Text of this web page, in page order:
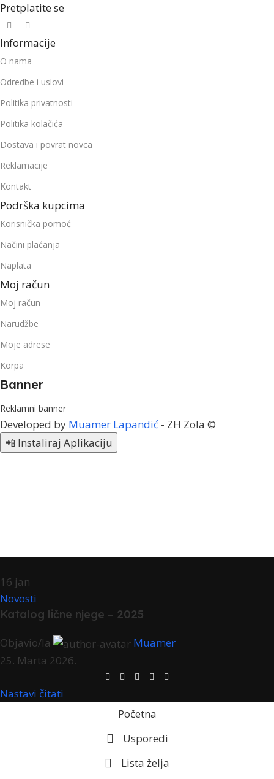
Pretplatite se
Informacije
O nama
Odredbe i uslovi
Politika privatnosti
Politika kolačića
Dostava i povrat novca
Reklamacije
Kontakt
Podrška kupcima
Korisnička pomoć
Načini plaćanja
Naplata
Moj račun
Moj račun
Narudžbe
Moje adrese
Korpa
Banner
Reklamni banner
Developed by Muamer Lapandić - ZH Zola ©
📲 Instaliraj Aplikaciju
16 jan
Novosti
Katalog lične njege – 2025
Objavio/la
Muamer
25. Marta 2026.
Nastavi čitati
Početna
Usporedi
Lista želja